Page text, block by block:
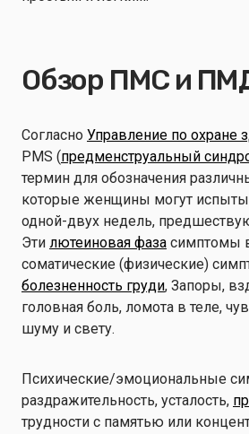
Обзор ПМС и
Согласно Управление по охране
PMS (предменструальный
термин для обозначения
которые женщины могут
одной-двух недель,
Эти лютеиновая фаза симптомы
соматические (физические)
болезненность груди, Запоры,
головная боль, ломота в теле,
шуму и свету.
Психические/эмоциональные
раздражительность, усталость,
трудности с памятью или